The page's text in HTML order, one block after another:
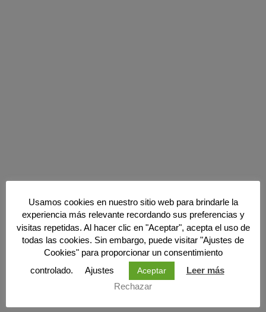
DISTRIBUIDOR RED
OFICIAL VOGE
EN MADRID
Usamos cookies en nuestro sitio web para brindarle la
experiencia más relevante recordando sus preferencias y
visitas repetidas. Al hacer clic en "Aceptar", acepta el uso de
todas las cookies. Sin embargo, puede visitar "Ajustes de
Cookies" para proporcionar un consentimiento
controlado.
Ajustes Aceptar
Leer más
Rechazar